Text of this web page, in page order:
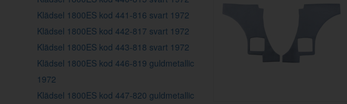
Klädsel 1800ES kod 441-816 svart 1972
Klädsel 1800ES kod 442-817 svart 1972
Klädsel 1800ES kod 443-818 svart 1972
Klädsel 1800ES kod 446-819 guldmetallic
1972
Klädsel 1800ES kod 447-820 guldmetallic